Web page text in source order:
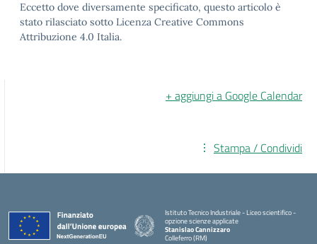
Eccetto dove diversamente specificato, questo articolo è
stato rilasciato sotto Licenza Creative Commons
Attribuzione 4.0 Italia.
+ aggiungi a Google Calendar
Stampa / Condividi
Istituto Tecnico Industriale - Liceo scientifico -
opzione scienze applicate
Stanislao Cannizzaro
Colleferro (RM)